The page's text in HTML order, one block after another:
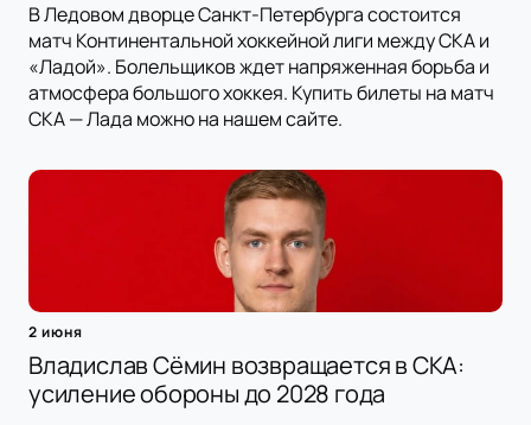
В Ледовом дворце Санкт-Петербурга состоится
матч Континентальной хоккейной лиги между СКА и
«Ладой». Болельщиков ждет напряженная борьба и
атмосфера большого хоккея. Купить билеты на матч
СКА — Лада можно на нашем сайте.
2 июня
Владислав Сёмин возвращается в СКА:
усиление обороны до 2028 года